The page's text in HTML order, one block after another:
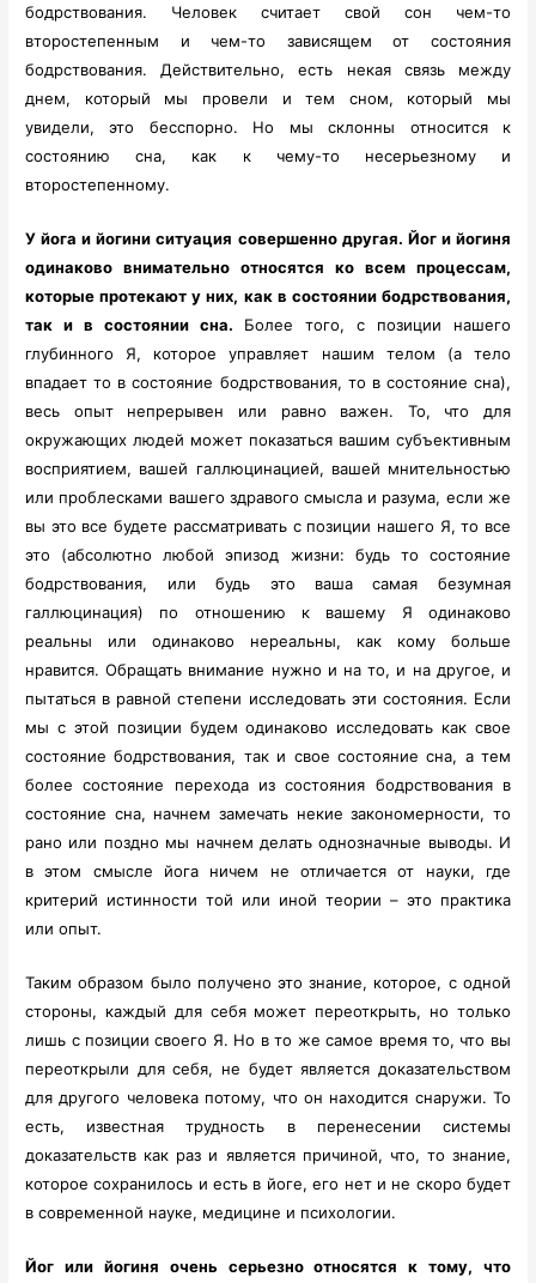
бодрствования. Человек считает свой сон чем-то
второстепенным и чем-то зависящем от состояния
бодрствования. Действительно, есть некая связь между
днем, который мы провели и тем сном, который мы
увидели, это бесспорно. Но мы склонны относится к
состоянию сна, как к чему-то несерьезному и
второстепенному.
У йога и йогини ситуация совершенно другая. Йог и йогиня
одинаково внимательно относятся ко всем процессам,
которые протекают у них, как в состоянии бодрствования,
так и в состоянии сна. Более того, с позиции нашего
глубинного Я, которое управляет нашим телом (а тело
впадает то в состояние бодрствования, то в состояние сна),
весь опыт непрерывен или равно важен. То, что для
окружающих людей может показаться вашим субъективным
восприятием, вашей галлюцинацией, вашей мнительностью
или проблесками вашего здравого смысла и разума, если же
вы это все будете рассматривать с позиции нашего Я, то все
это (абсолютно любой эпизод жизни: будь то состояние
бодрствования, или будь это ваша самая безумная
галлюцинация) по отношению к вашему Я одинаково
реальны или одинаково нереальны, как кому больше
нравится. Обращать внимание нужно и на то, и на другое, и
пытаться в равной степени исследовать эти состояния. Если
мы с этой позиции будем одинаково исследовать как свое
состояние бодрствования, так и свое состояние сна, а тем
более состояние перехода из состояния бодрствования в
состояние сна, начнем замечать некие закономерности, то
рано или поздно мы начнем делать однозначные выводы. И
в этом смысле йога ничем не отличается от науки, где
критерий истинности той или иной теории – это практика
или опыт.
Таким образом было получено это знание, которое, с одной
стороны, каждый для себя может переоткрыть, но только
лишь с позиции своего Я. Но в то же самое время то, что вы
переоткрыли для себя, не будет является доказательством
для другого человека потому, что он находится снаружи. То
есть, известная трудность в перенесении системы
доказательств как раз и является причиной, что, то знание,
которое сохранилось и есть в йоге, его нет и не скоро будет
в современной науке, медицине и психологии.
Йог или йогиня очень серьезно относятся к тому, что